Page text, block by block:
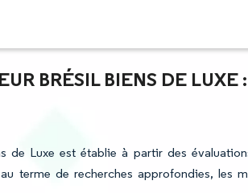
BRÉSIL BIENS DE LUXE
de Luxe est établie à partir des
terme de recherches approfondies, les